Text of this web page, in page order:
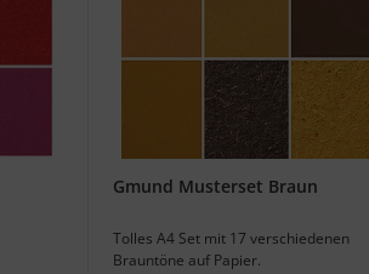
Gmund Musterset Braun
Tolles A4 Set mit 17 verschiedenen
Brauntöne auf Papier.